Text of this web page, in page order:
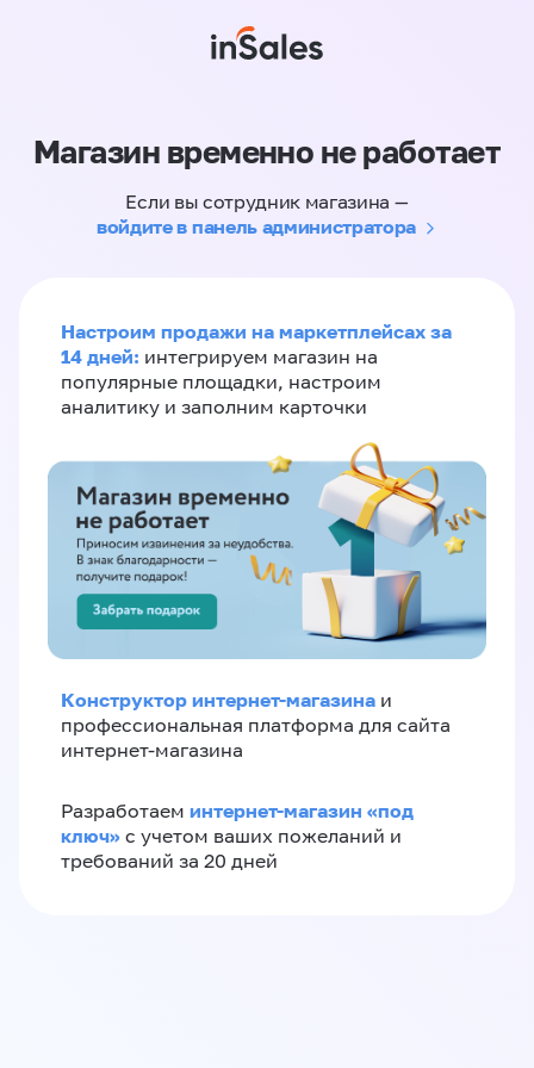
Магазин временно не работает
Если вы сотрудник магазина —
войдите в панель администратора
Настроим продажи на маркетплейсах за
14 дней: интегрируем магазин на
популярные площадки, настроим
аналитику и заполним карточки
Конструктор интернет-магазина и
профессиональная платформа для сайта
интернет-магазина
Разработаем интернет-магазин «‎под
ключ»‎ с учетом ваших пожеланий и
требований за 20 дней